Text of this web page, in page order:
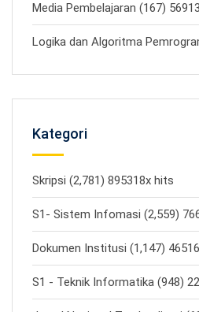
Media Pembelajaran (167)
Logika dan Algoritma
Kategori
Skripsi (2,781) 895318x hits
S1- Sistem Infomasi (2,559)
Dokumen Institusi (1,147)
S1 - Teknik Informatika (948)